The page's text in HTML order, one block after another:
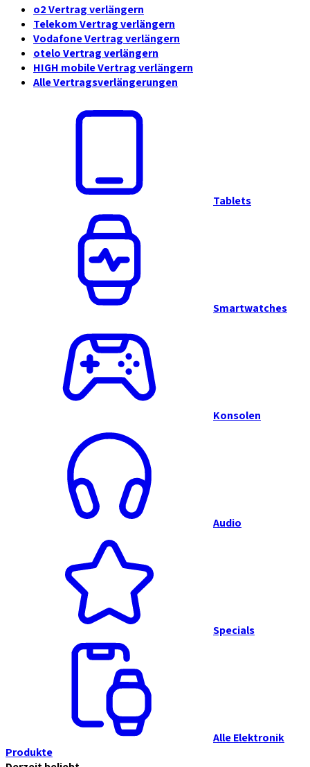
o2 Vertrag verlängern
Telekom Vertrag verlängern
Vodafone Vertrag verlängern
otelo Vertrag verlängern
HIGH mobile Vertrag verlängern
Alle Vertragsverlängerungen
Tablets
Smartwatches
Konsolen
Audio
Specials
Alle Elektronik
Produkte